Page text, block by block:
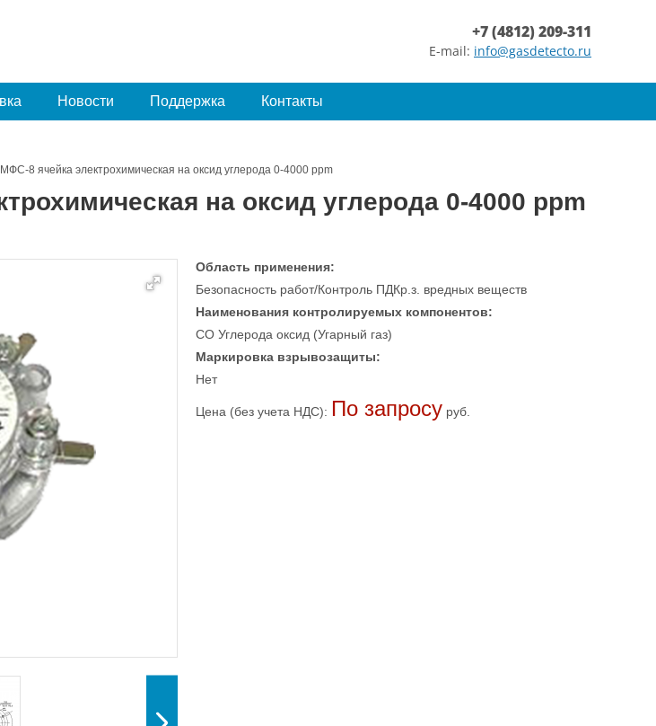
+7 (4812) 209-311
E-mail: info@gasdetecto.ru
Новости Поддержка Контакты
МФС-8 ячейка электрохимическая на оксид углерода 0-4000 ppm
на оксид углерода 0-4000 ppm
Область применения:
Безопасность работ/Контроль ПДКр.з. вредных веществ
Наименования контролируемых компонентов:
CO Углерода оксид (Угарный газ)
Маркировка взрывозащиты:
Нет
Цена (без учета НДС): По запросу руб.